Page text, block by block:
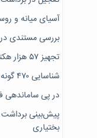
آسیای میانه و
بررسی مستندی
تجهیز ۵۷ هزار هکتار از اراضی لرستان به سیستم آبیاری نوین
شناسایی ۴۷٠ گونه گیاهان دارویی در آذربایجان غربی
در پی ساماندهی
بختیاری